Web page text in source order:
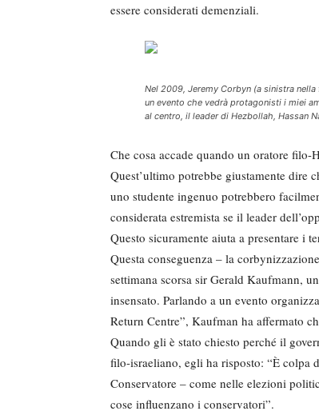
essere considerati demenziali.
Nel 2009, Jeremy Corbyn (a sinistra
un evento che vedrà protagonisti i miei
al centro, il leader di Hezbollah, Hassan
Che cosa accade quando un oratore
Quest’ultimo potrebbe giustamente dire
uno studente ingenuo potrebbero
considerata estremista se il leader
Questo sicuramente aiuta a presentare i
Questa conseguenza – la
settimana scorsa sir Gerald Kaufmann,
insensato. Parlando a un evento
Return Centre”, Kaufman ha affermato
Quando gli è stato chiesto perché il
filo-israeliano, egli ha risposto: “È colpa
Conservatore – come nelle elezioni
cose influenzano i conservatori”.